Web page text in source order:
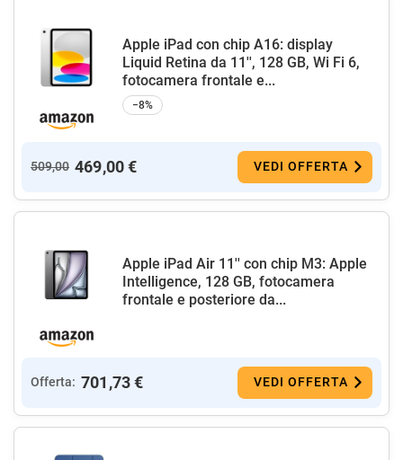
Apple iPad con chip A16: display
Liquid Retina da 11'', 128 GB, Wi Fi 6,
fotocamera frontale e...
−8%
509,00 469,00 € VEDI OFFERTA
Apple iPad Air 11'' con chip M3: Apple
Intelligence, 128 GB, fotocamera
frontale e posteriore da...
Offerta: 701,73 € VEDI OFFERTA